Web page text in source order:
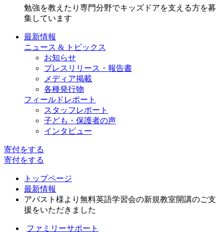
勉強を教えたり専門分野でキッズドアを支える方を募
集しています
最新情報
ニュース & トピックス
お知らせ
プレスリリース・報告書
メディア掲載
各種発行物
フィールドレポート
スタッフレポート
子ども・保護者の声
インタビュー
寄付をする
寄付をする
トップページ
最新情報
アバスト様より無料英語学習会の新規教室開講のご支
援をいただきました
ファミリーサポート